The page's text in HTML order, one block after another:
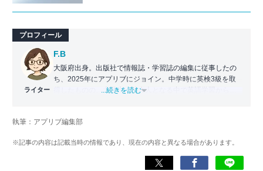
プロフィール
ライター
F.B
大阪府出身。出版社で情報誌・学習誌の編集に従事したの
ち、2025年にアプリブにジョイン。中学時に英検3級を取
得したものの、大学生・社会人となる中で英語学習から遠
り添える記事を目指している。
...続きを読む
執筆：アプリブ編集部
※記事の内容は記載当時の情報であり、現在の内容と異なる場合があります。